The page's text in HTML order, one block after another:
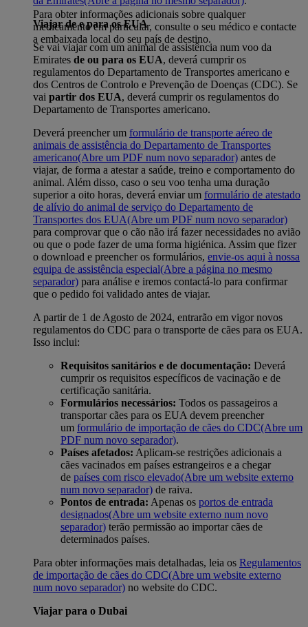
Para obter informações adicionais sobre qualquer
medicamento em particular, consulte o seu médico e contacte
a embaixada local do seu país de destino.
Viajar de e para os EUA
Se vai viajar com um animal de assistência num voo da
Emirates de ou para os EUA, deverá cumprir os
regulamentos do Departamento de Transportes americano e
dos Centros de Controlo e Prevenção de Doenças (CDC). Se
vai partir dos EUA, deverá cumprir os regulamentos do
Departamento de Transportes americano.
Deverá preencher um formulário de transporte aéreo de
animais de assistência do Departamento de Transportes
americano(Abre um PDF num novo separador) antes de
viajar, de forma a atestar a saúde, treino e comportamento do
animal. Além disso, caso o seu voo tenha uma duração
superior a oito horas, deverá enviar um formulário de atestado
de alívio do animal de serviço do Departamento de
Transportes dos EUA(Abre um PDF num novo separador)
para comprovar que o cão não irá fazer necessidades no avião
ou que o pode fazer de uma forma higiénica. Assim que fizer
o download e preencher os formulários, envie-os aqui à nossa
equipa de assistência especial(Abre a página no mesmo
separador) para análise e iremos contactá-lo para confirmar
que o pedido foi validado antes de viajar.
A partir de 1 de Agosto de 2024, entrarão em vigor novos
regulamentos do CDC para o transporte de cães para os EUA.
Isso inclui:
Requisitos sanitários e de documentação: Deverá
cumprir os requisitos específicos de vacinação e de
certificação sanitária.
Formulários necessários: Todos os passageiros a
transportar cães para os EUA devem preencher
um formulário de importação de cães do CDC(Abre um
PDF num novo separador).
Países afetados: Aplicam-se restrições adicionais a
cães vacinados em países estrangeiros e a chegar
de países com risco elevado(Abre um website externo
num novo separador) de raiva.
Pontos de entrada: Apenas os portos de entrada
designados(Abre um website externo num novo
separador) terão permissão ao importar cães de
determinados países.
Para obter informações mais detalhadas, leia os Regulamentos
de importação de cães do CDC(Abre um website externo
num novo separador) no website do CDC.
Viajar para o Dubai